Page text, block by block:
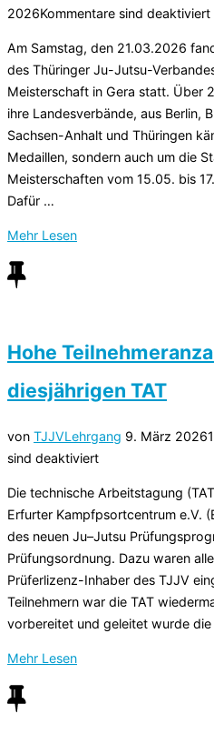
am
2026Kommentare sind deaktiviert
Am Samstag, den 21.03.2026
des Thüringer Ju-Jutsu-
Meisterschaft in Gera statt. Über
ihre Landesverbände, aus Berlin,
Sachsen-Anhalt und Thüringen
Medaillen, sondern auch um die
Meisterschaften vom 15.05. bis
Dafür …
Mehr über
Jutsu
in
Gera“
Lesen
Hohe
diesjährigen TAT
von TJJVLehrgang Veröffentlicht
9. März 2026
sind deaktiviert
Die technische Arbeitstagung
Erfurter Kampfpsortcentrum e.V.
des neuen Ju–Jutsu
Prüfungsordnung. Dazu waren
Prüferlizenz-Inhaber des TJJV
Teilnehmern war die TAT
vorbereitet und geleitet wurde
Mehr über
Lesen